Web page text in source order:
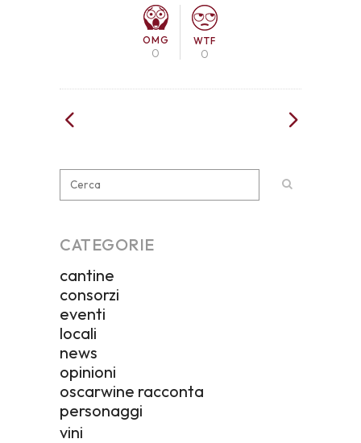
OMG
0
WTF
0
CATEGORIE
cantine
consorzi
eventi
locali
news
opinioni
oscarwine racconta
personaggi
vini